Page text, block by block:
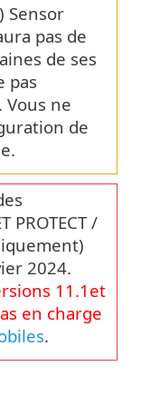
Sensor
pas de
de ses
pas
ne
de
PROTECT /
2024.
11.1 et
en charge
.